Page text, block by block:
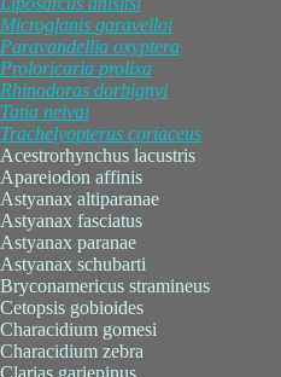
Microglanis garavelloi
Paravandellia oxyptera
Proloricaria prolixa
Rhinodoras dorbignyi
Tatia neivai
Trachelyopterus coriaceus
Acestrorhynchus lacustris
Apareiodon affinis
Astyanax altiparanae
Astyanax fasciatus
Astyanax paranae
Astyanax schubarti
Bryconamericus stramineus
Cetopsis gobioides
Characidium gomesi
Characidium zebra